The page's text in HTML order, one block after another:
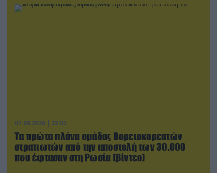
07.08.2026 | 23:02
Τα πρώτα πλάνα ομάδας Βορειοκορεατών
στρατιωτών από την αποστολή των 30.000
που έφτασαν στη Ρωσία (βίντεο)